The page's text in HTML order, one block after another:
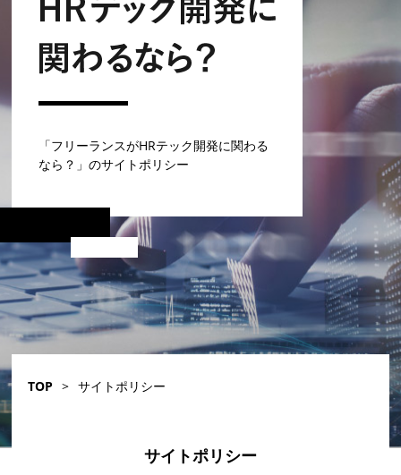
「フリーランスがHRテック開発に関わる
なら？」のサイトポリシー
TOP > サイトポリシー
サイトポリシー